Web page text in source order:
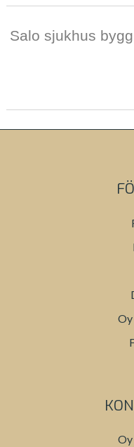
Salo sjukhus
Oy
Oy